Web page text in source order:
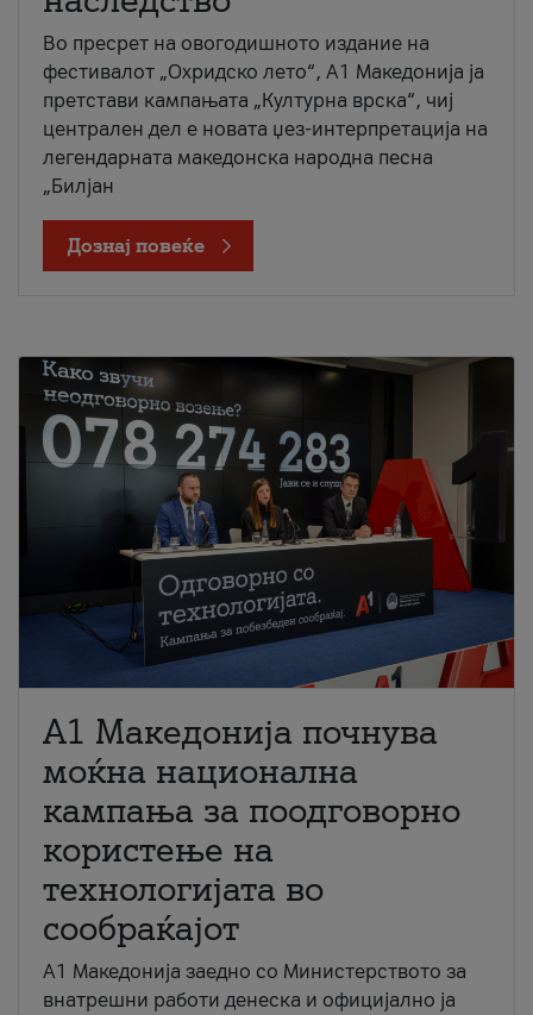
Во пресрет на овогодишното издание на
фестивалот „Охридско лето“, А1 Македонија ја
претстави кампањата „Културна врска“, чиј
централен дел е новата џез-интерпретација на
легендарната македонска народна песна
„Билјан
Дознај повеќе
A1 Македонија почнува
моќна национална
кампања за поодговорно
користење на
технологијата во
сообраќајот
A1 Македонија заедно со Министерството за
внатрешни работи денеска и официјално ја